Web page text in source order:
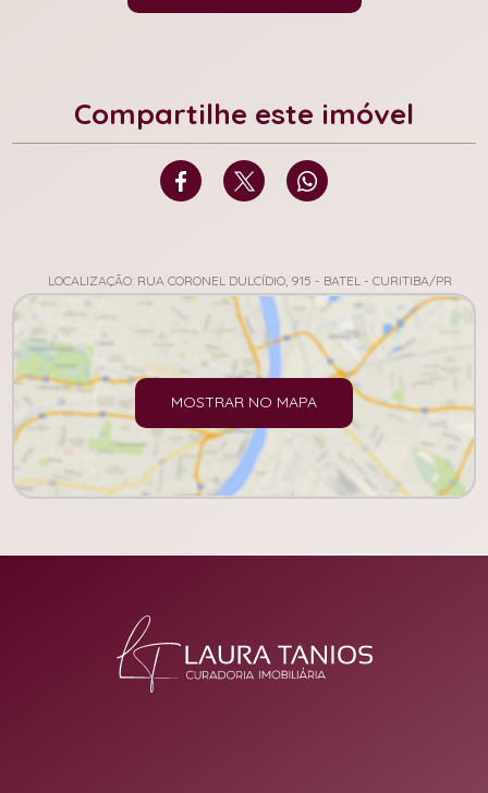
Compartilhe este imóvel
LOCALIZAÇÃO: RUA CORONEL DULCÍDIO, 915 - BATEL - CURITIBA/PR
MOSTRAR NO MAPA